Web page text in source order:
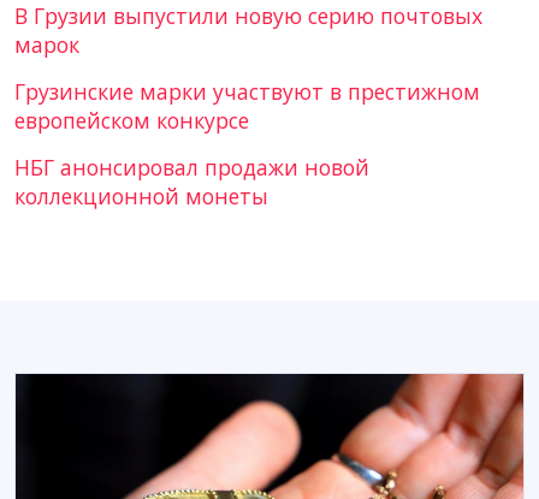
В Грузии выпустили новую серию почтовых
марок
Грузинские марки участвуют в престижном
европейском конкурсе
НБГ анонсировал продажи новой
коллекционной монеты